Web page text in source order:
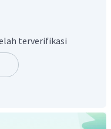
terverifikasi